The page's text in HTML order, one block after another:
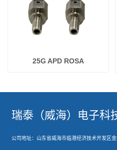
25G APD ROSA
瑞泰（威海）电子科
公司地址：山东省威海市临港经济技术开发区